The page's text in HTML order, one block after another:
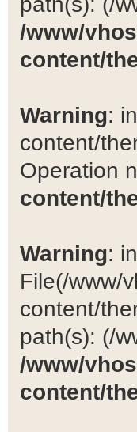
/www/
content/
Warning:
content/
Operation
content/
Warning:
File(/www/
content/
path(s): (/
/www/
content/